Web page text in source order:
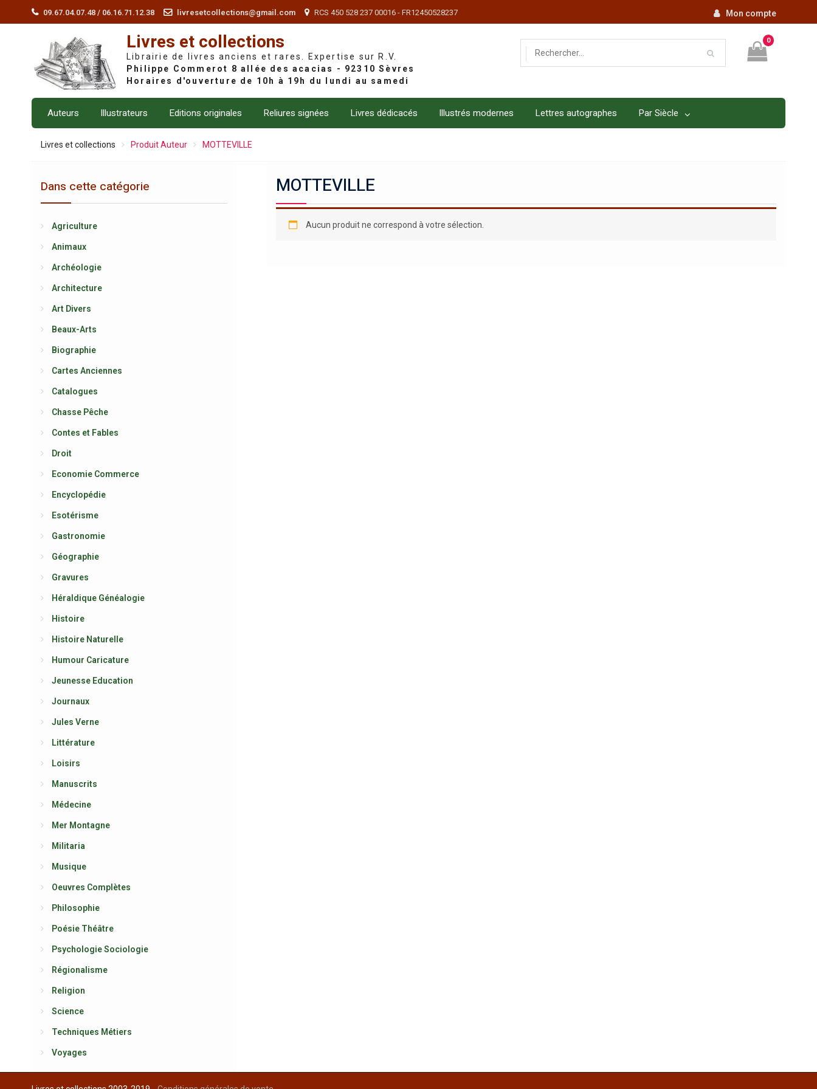
09.67.04.07.48 / 06.16.71.12.38 livresetcollections@gmail.com RCS 450 528 237 00016 - FR12450528237 Mon compte
Livres et collections
Librairie de livres anciens et rares. Expertise sur R.V.
0
Auteurs Illustrateurs Editions originales Reliures signées Livres dédicacés Illustrés modernes Lettres autographes Par Siècle
Livres et collections Produit Auteur MOTTEVILLE
MOTTEVILLE
Aucun produit ne correspond à votre sélection.
Dans cette catégorie
Agriculture
Animaux
Archéologie
Architecture
Art Divers
Beaux-Arts
Biographie
Cartes Anciennes
Catalogues
Chasse Pêche
Contes et Fables
Droit
Economie Commerce
Encyclopédie
Esotérisme
Gastronomie
Géographie
Gravures
Héraldique Généalogie
Histoire
Histoire Naturelle
Humour Caricature
Jeunesse Education
Journaux
Jules Verne
Littérature
Loisirs
Manuscrits
Médecine
Mer Montagne
Militaria
Musique
Oeuvres Complètes
Philosophie
Poésie Théâtre
Psychologie Sociologie
Régionalisme
Religion
Science
Techniques Métiers
Voyages